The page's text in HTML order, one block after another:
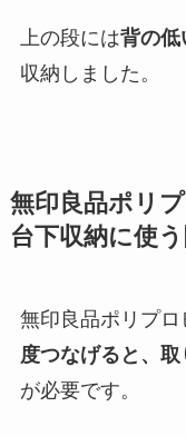
上の段には背の低
収納しました。
無印良品ポリ
台下収納に使
無印良品ポリプ
度つなげると、
が必要です。